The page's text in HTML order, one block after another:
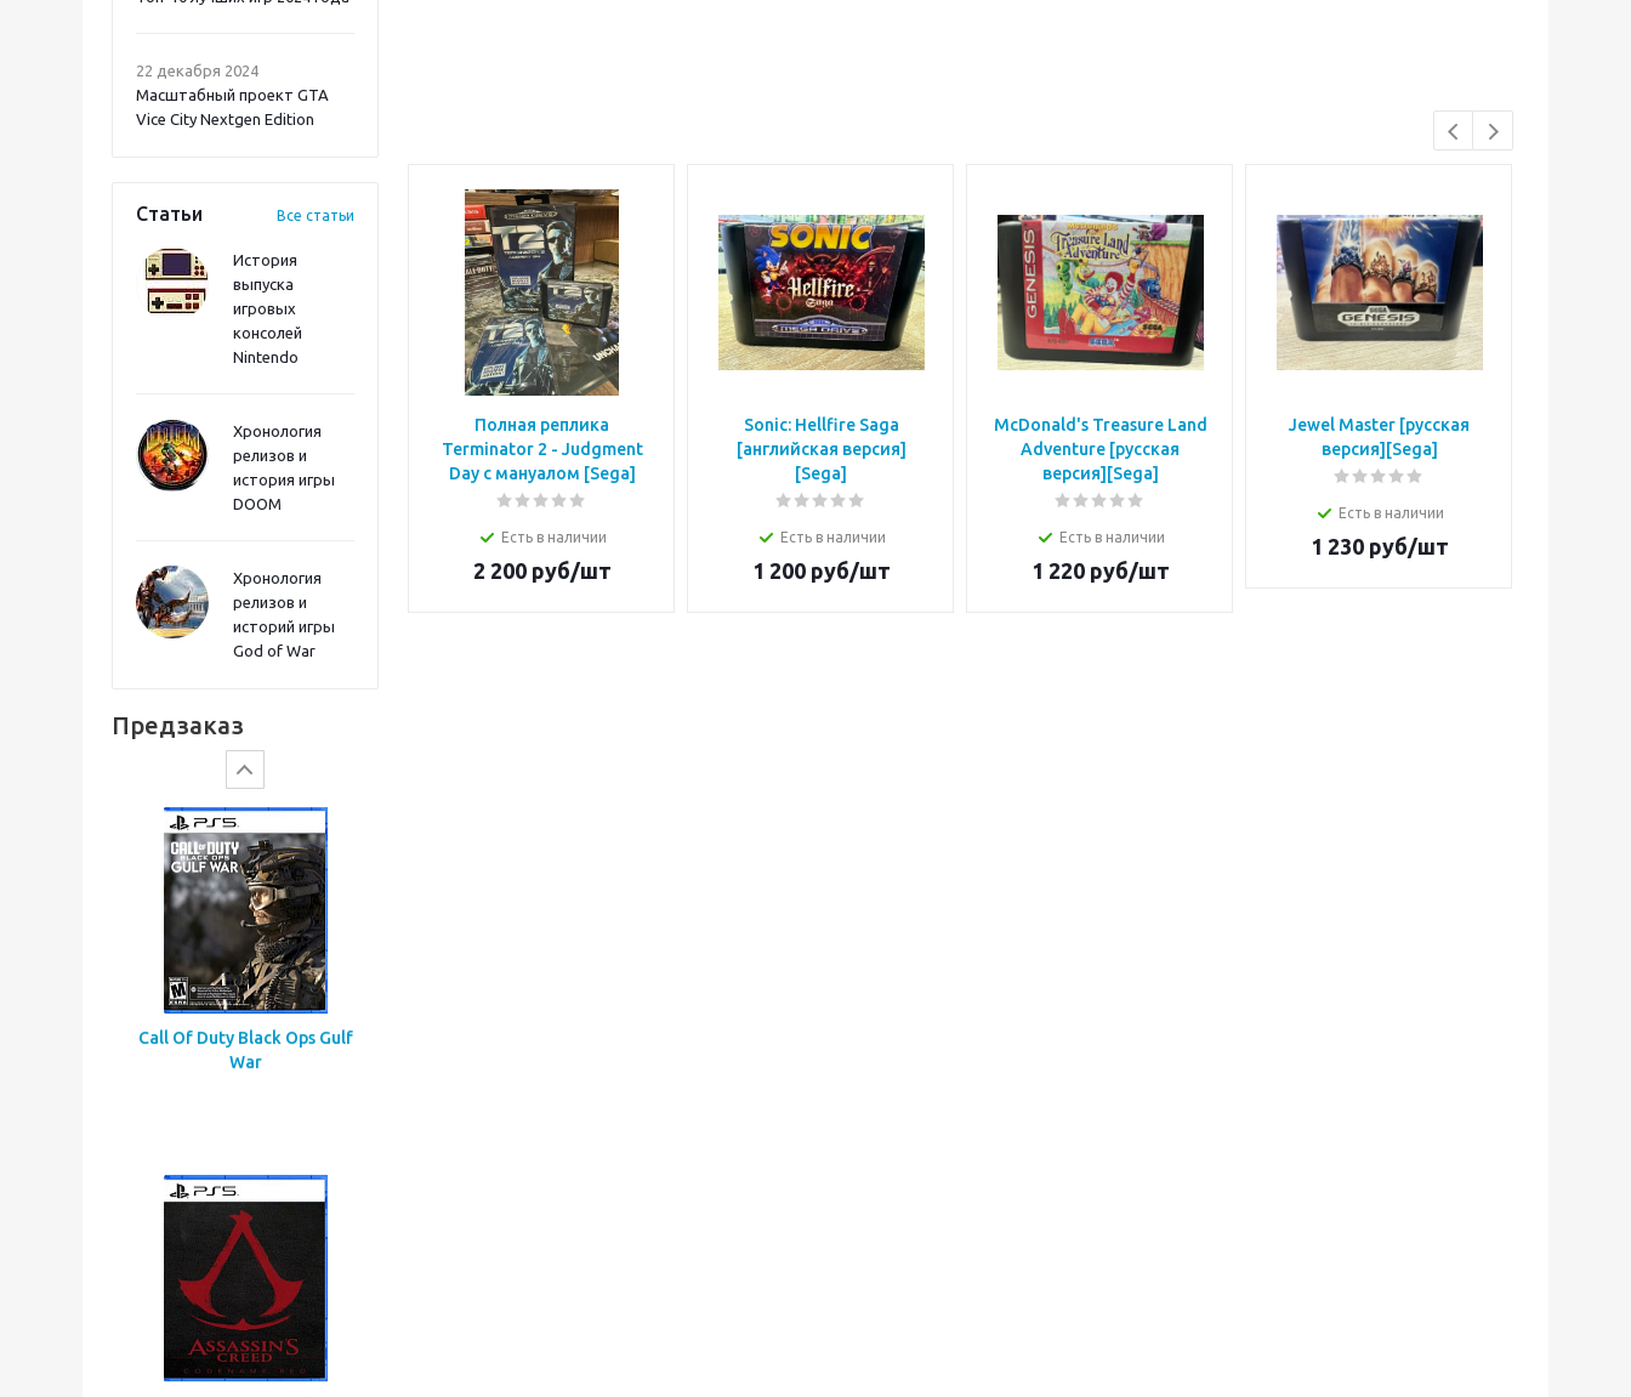
22 декабря 2024
Масштабный проект GTA
Vice City Nextgen Edition
Статьи Все статьи
История
выпуска
игровых
консолей
Nintendo
Хронология
релизов и
история игры
DOOM
Хронология
релизов и
историй игры
God of War
Предзаказ
Onimusha: Way of the
Sword PS5
Call Of Duty Black Ops Gulf
War
Полная реплика
Terminator 2 - Judgment
Day с мануалом [Sega]
Есть в наличии
2 200руб/шт
Sonic: Hellfire Saga
[английская версия]
[Sega]
Есть в наличии
1 200руб/шт
McDonald's Treasure Land
Adventure [русская
версия][Sega]
Есть в наличии
1 220руб/шт
Jewel Master [русская
версия][Sega]
Есть в наличии
1 230руб/шт